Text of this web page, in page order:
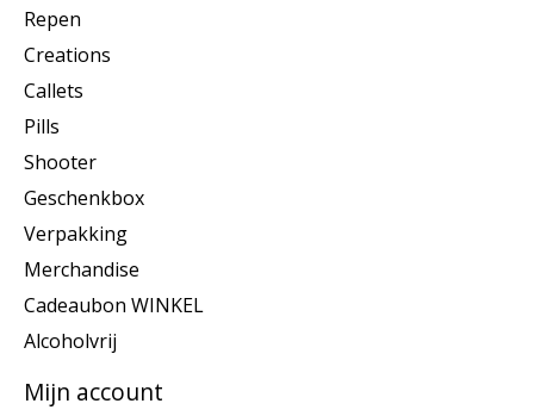
Repen
Creations
Callets
Pills
Shooter
Geschenkbox
Verpakking
Merchandise
Cadeaubon WINKEL
Alcoholvrij
Mijn account